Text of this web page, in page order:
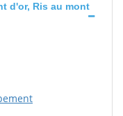
d'or, Ris au mont